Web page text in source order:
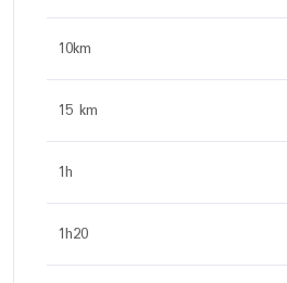
10km
15 km
1h
1h20